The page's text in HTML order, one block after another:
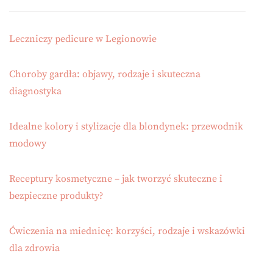
Leczniczy pedicure w Legionowie
Choroby gardła: objawy, rodzaje i skuteczna
diagnostyka
Idealne kolory i stylizacje dla blondynek: przewodnik
modowy
Receptury kosmetyczne – jak tworzyć skuteczne i
bezpieczne produkty?
Ćwiczenia na miednicę: korzyści, rodzaje i wskazówki
dla zdrowia